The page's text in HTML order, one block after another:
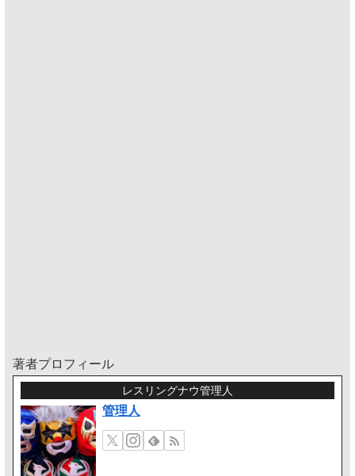
著者プロフィール
レスリングナウ管理人
管理人